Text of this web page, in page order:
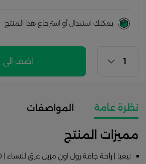
يمكنك استبدال أو استرجاع هذا المنتج
اضف الى
نظرة عامة المواصفات
مميزات المنتج
نيفيا | راحة جافة رول اون مزيل عرق للنساء | 50مل